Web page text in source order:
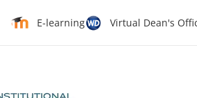
E-learning Virtual Dean's